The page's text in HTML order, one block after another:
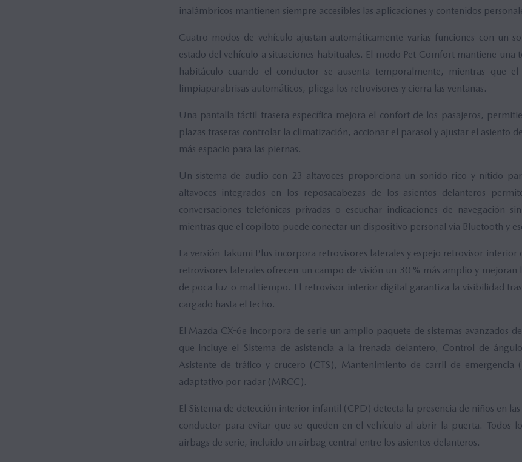
inalámbricos mantienen siempre accesibles las aplicaciones y contenidos
Cuatro modos de vehículo ajustan automáticamente varias funciones con un
estado del vehículo a situaciones habituales. El modo Pet Comfort mantiene una
habitáculo cuando el conductor se ausenta temporalmente, mientras que el
limpiaparabrisas automáticos, pliega los retrovisores y cierra las ventanas.
Una pantalla táctil trasera específica mejora el confort de los pasajeros,
plazas traseras controlar la climatización, accionar el parasol y ajustar el asiento
más espacio para las piernas.
Un sistema de audio con 23 altavoces proporciona un sonido rico y nítido
altavoces integrados en los reposacabezas de los asientos delanteros
conversaciones telefónicas privadas o escuchar indicaciones de navegación
mientras que el copiloto puede conectar un dispositivo personal vía Bluetooth y
La versión Takumi Plus incorpora retrovisores laterales y espejo retrovisor interior
retrovisores laterales ofrecen un campo de visión un 30 % más amplio y mejoran
de poca luz o mal tiempo. El retrovisor interior digital garantiza la visibilidad
cargado hasta el techo.
El Mazda CX-6e incorpora de serie un amplio paquete de sistemas avanzados
que incluye el Sistema de asistencia a la frenada delantero, Control de
Asistente de tráfico y crucero (CTS), Mantenimiento de carril de emergencia
adaptativo por radar (MRCC).
El Sistema de detección interior infantil (CPD) detecta la presencia de niños en
conductor para evitar que se queden en el vehículo al abrir la puerta. Todos
airbags de serie, incluido un airbag central entre los asientos delanteros.